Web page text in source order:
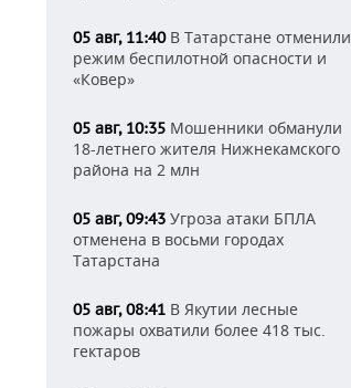
05 авг, 11:40В Татарстане отменили
режим беспилотной опасности и
«Ковер»
05 авг, 10:35 Мошенники обманули
18-летнего жителя Нижнекамского
района на 2 млн
05 авг, 09:43 Угроза атаки БПЛА
отменена в восьми городах
Татарстана
05 авг, 08:41 В Якутии лесные
пожары охватили более 418 тыс.
гектаров